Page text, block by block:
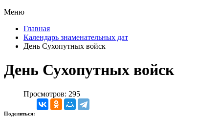
Меню
Главная
Календарь знаменательных дат
День Сухопутных войск
День Сухопутных войск
Просмотров: 295
Поделиться: